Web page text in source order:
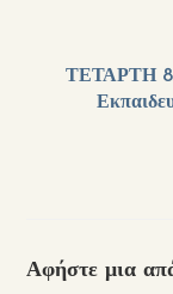
ΤΕΤΑΡΤΗ
Αφήστε μια